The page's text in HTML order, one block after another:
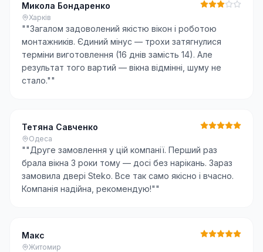
Микола Бондаренко
Харків
""Загалом задоволений якістю вікон і роботою
монтажників. Єдиний мінус — трохи затягнулися
терміни виготовлення (16 днів замість 14). Але
результат того вартий — вікна відмінні, шуму не
стало.""
Тетяна Савченко
Одеса
""Друге замовлення у цій компанії. Перший раз
брала вікна 3 роки тому — досі без нарікань. Зараз
замовила двері Steko. Все так само якісно і вчасно.
Компанія надійна, рекомендую!""
Макс
Житомир